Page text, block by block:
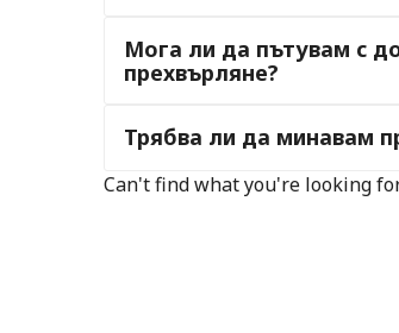
Мога ли да пътувам с
прехвърляне?
Трябва ли да минавам
Can't find what you're looking